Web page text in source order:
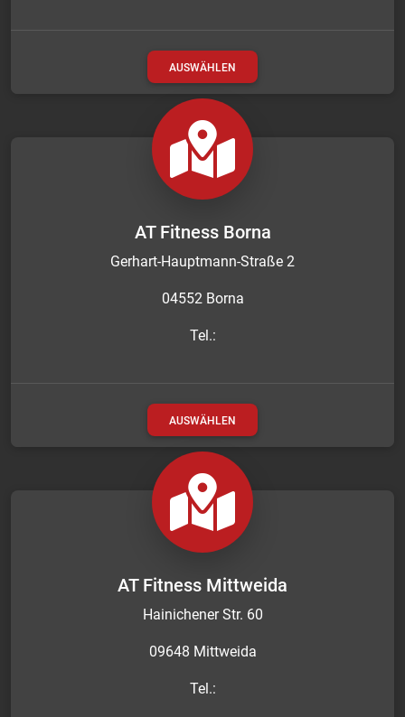
AUSWÄHLEN
AT Fitness Borna
Gerhart-Hauptmann-Straße 2
04552 Borna
Tel.:
AUSWÄHLEN
AT Fitness Mittweida
Hainichener Str. 60
09648 Mittweida
Tel.: